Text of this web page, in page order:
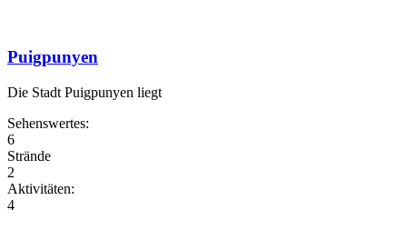
Puigpunyen
Die Stadt Puigpunyen liegt
Sehenswertes:
6
Strände
2
Aktivitäten:
4